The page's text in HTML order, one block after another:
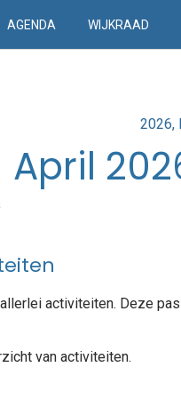
AGENDA WIJKRAAD
in
2026
April
activiteiten. Deze
van activiteiten.